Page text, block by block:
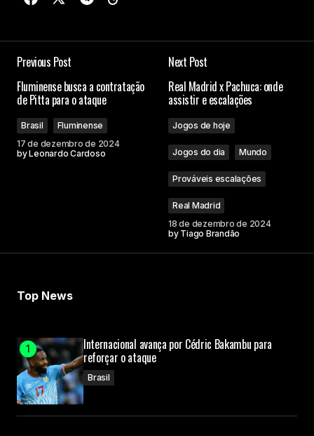
Previous Post
Fluminense busca a contratação
de Pitta para o ataque
Brasil
Fluminense
17 de dezembro de 2024
byLeonardo Cardoso
Next Post
Real Madrid x Pachuca: onde
assistir e escalações
Jogos de hoje
Jogos do dia Mundo
Prováveis escalações
Real Madrid
18 de dezembro de 2024
by Tiago Brandão
Top News
Internacional avança por Cédric Bakambu para
reforçar o ataque
Brasil